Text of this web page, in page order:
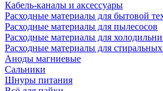
Кабель-каналы и аксессуары
Расходные материалы для бытовой
Расходные материалы для пылесосов
Расходные материалы для
Расходные материалы для
Аноды магниевые
Сальники
Шнуры питания